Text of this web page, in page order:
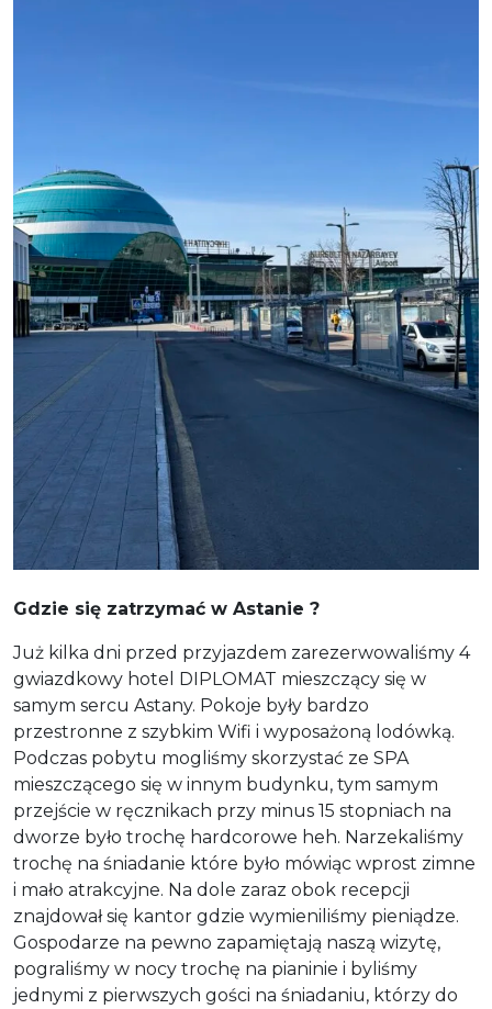
Gdzie się zatrzymać w Astanie ?
Już kilka dni przed przyjazdem zarezerwowaliśmy 4
gwiazdkowy hotel DIPLOMAT mieszczący się w
samym sercu Astany. Pokoje były bardzo
przestronne z szybkim Wifi i wyposażoną lodówką.
Podczas pobytu mogliśmy skorzystać ze SPA
mieszczącego się w innym budynku, tym samym
przejście w ręcznikach przy minus 15 stopniach na
dworze było trochę hardcorowe heh. Narzekaliśmy
trochę na śniadanie które było mówiąc wprost zimne
i mało atrakcyjne. Na dole zaraz obok recepcji
znajdował się kantor gdzie wymieniliśmy pieniądze.
Gospodarze na pewno zapamiętają naszą wizytę,
pograliśmy w nocy trochę na pianinie i byliśmy
jednymi z pierwszych gości na śniadaniu, którzy do